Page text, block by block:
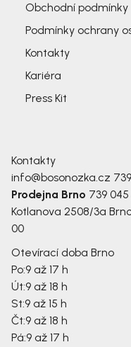
Obchodní podmínky
Podmínky ochrany
Kontakty
Kariéra
Press Kit
Kontakty
info@bosonozka.cz
Prodejna Brno 739
Kotlanova 2508/3a
00
Otevírací doba Brno
Po:9 až 17 h
Út:9 až 18 h
St:9 až 15 h
Čt:9 až 18 h
Pá:9 až 17 h